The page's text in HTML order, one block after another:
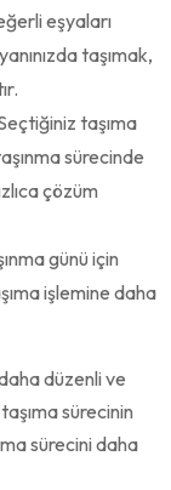
eşyaları
taşımak,
taşıma
sürecinde
çözüm
günü için
işlemine daha
düzenli ve
sürecinin
sürecini daha